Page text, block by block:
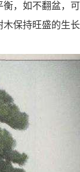
，如不翻盆，
保持旺盛的生